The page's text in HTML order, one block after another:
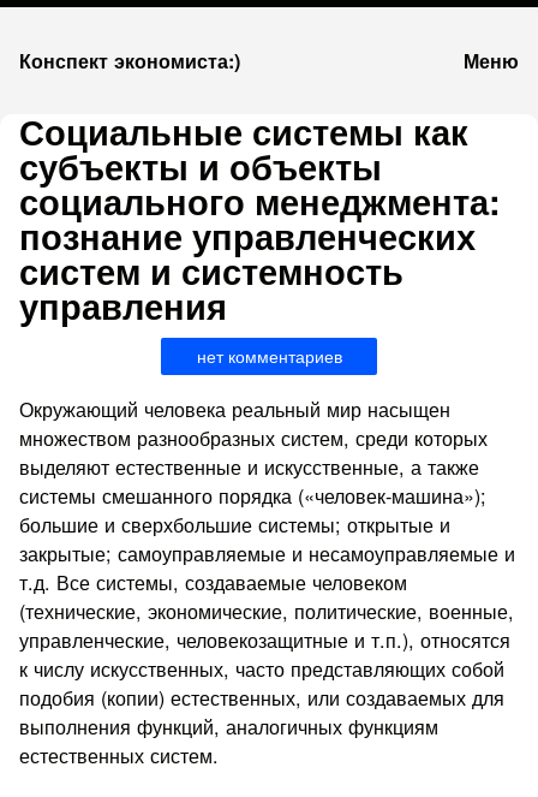
Конспект экономиста:) Меню
Социальные системы как
субъекты и объекты
социального менеджмента:
познание управленческих
систем и системность
управления
нет комментариев
Окружающий человека реальный мир насыщен
множеством разнообразных систем, среди которых
выделяют естественные и искусственные, а также
системы смешанного порядка («человек‑машина»);
большие и сверхбольшие системы; открытые и
закрытые; самоуправляемые и несамоуправляемые и
т.д. Все системы, создаваемые человеком
(технические, экономические, политические, военные,
управленческие, человекозащитные и т.п.), относятся
к числу искусственных, часто представляющих собой
подобия (копии) естественных, или создаваемых для
выполнения функций, аналогичных функциям
естественных систем.